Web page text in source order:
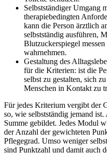
Selbstständiger Umgang
therapiebedingten
kann die Person ärztlich
selbstständig ausführen,
Blutzuckerspiegel
wahrnehmen.
Gestaltung des
für die Kriterien: ist die
selbst zu gestalten, sich
Menschen in Kontakt zu
Für jedes Kriterium vergibt der
so, wie selbstständig jemand
Summe gebildet. Jedes Modul
der Anzahl der gewichteten
Pflegegrad. Umso weniger
sind Punktzahl und damit auch